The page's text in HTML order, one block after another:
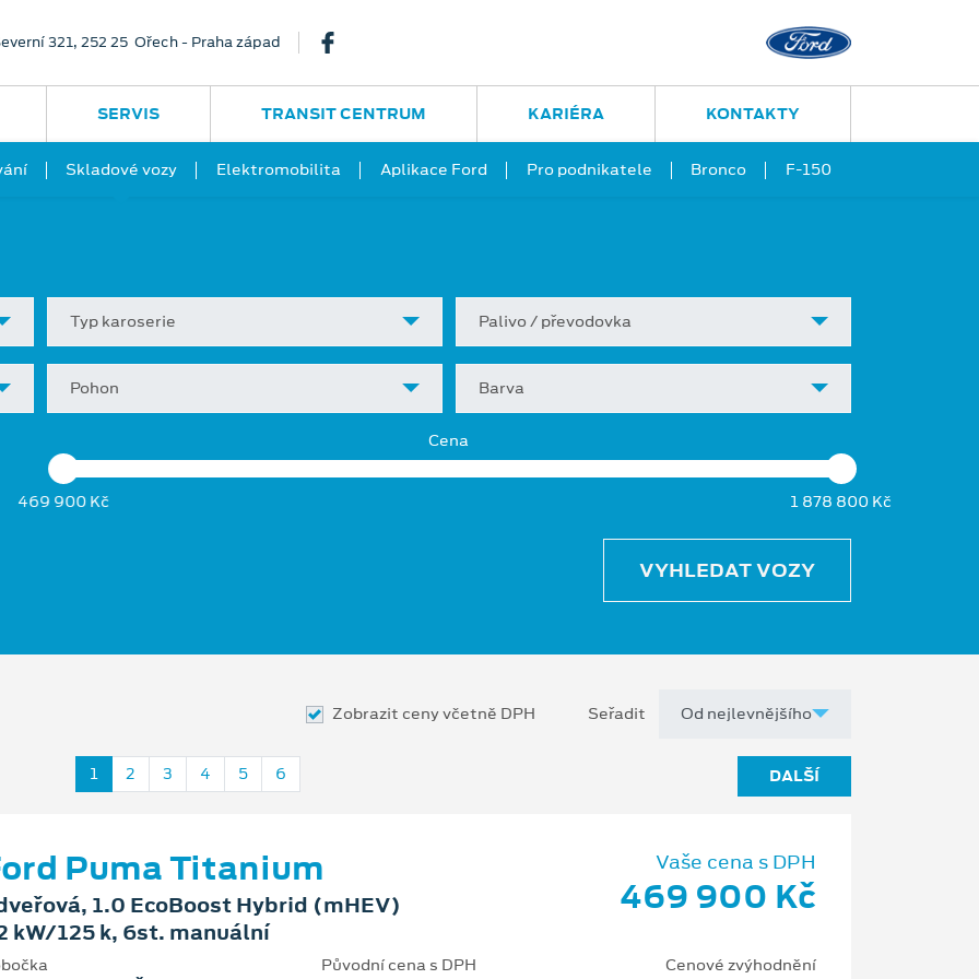
321, 252 25 Ořech - Praha západ
Skladové vozy Elektromobilita Aplikace Ford Pro podnikatele Bronco F-150
SERVIS TRANSIT CENTRUM KARIÉRA KONTAKTY
Typ karoserie Palivo / převodovka
Pohon Barva
Cena
469 900 Kč 1 878 800 Kč
VYHLEDAT VOZY
Zobrazit ceny včetně DPH Seřadit
1 2 3 4 5 6 DALŠÍ
Puma Titanium
1.0 EcoBoost Hybrid (mHEV)
kW/125 k, 6st. manuální
Vaše cena s DPH
469 900 Kč
Původní cena s DPH Cenové zvýhodnění